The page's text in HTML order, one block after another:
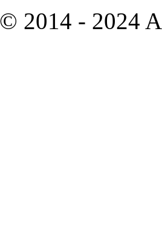
2014 - 2024